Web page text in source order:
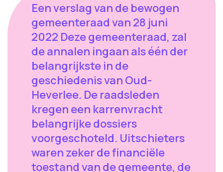
Een verslag van de bewogen
gemeenteraad van 28 juni
2022 Deze gemeenteraad, zal
de annalen ingaan als één der
belangrijkste in de
geschiedenis van Oud-
Heverlee. De raadsleden
kregen een karrenvracht
belangrijke dossiers
voorgeschoteld. Uitschieters
waren zeker de financiële
toestand van de gemeente, de